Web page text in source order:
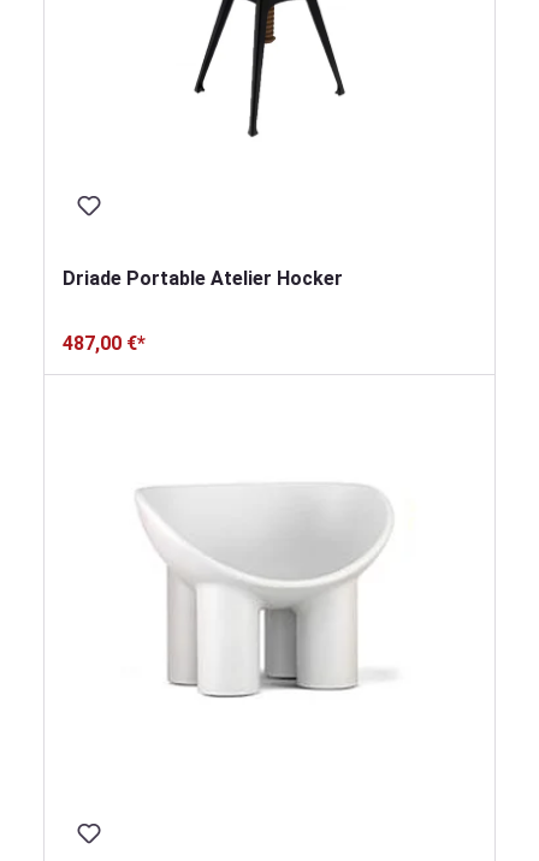
Driade Portable Atelier Hocker
487,00 €*